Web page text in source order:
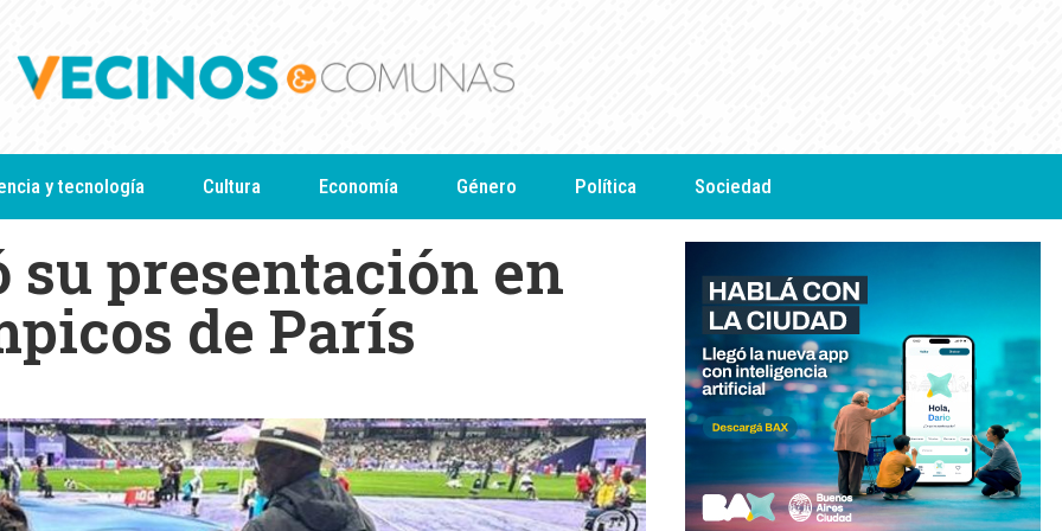
y tecnología Cultura Economía Género Política Sociedad
presentación en
de París